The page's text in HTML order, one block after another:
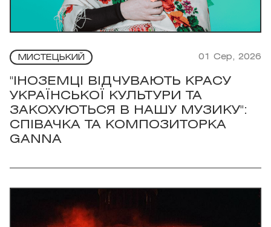
МИСТЕЦЬКИЙ 01 Сер, 2026
"ІНОЗЕМЦІ ВІДЧУВАЮТЬ КРАСУ
УКРАЇНСЬКОЇ КУЛЬТУРИ ТА
ЗАКОХУЮТЬСЯ В НАШУ МУЗИКУ":
СПІВАЧКА ТА КОМПОЗИТОРКА
GANNA